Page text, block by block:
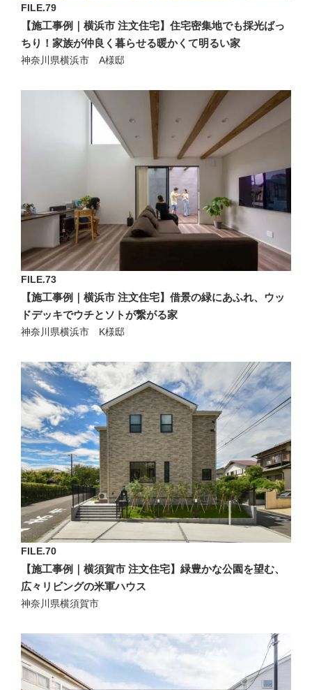
FILE.79
【施工事例｜横浜市 注文住宅】住宅密集地でも採光ばっ
ちり！家族が仲良く暮らせる暖かくて明るい家
神奈川県横浜市 A様邸
FILE.73
【施工事例｜横浜市 注文住宅】借景の緑にあふれ、ウッ
ドデッキでウチとソトが繋がる家
神奈川県横浜市 K様邸
FILE.70
【施工事例｜横須賀市 注文住宅】緑豊かな公園を望む、
広々リビングの米軍ハウス
神奈川県横須賀市